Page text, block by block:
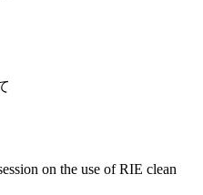
on the use of RIE clean